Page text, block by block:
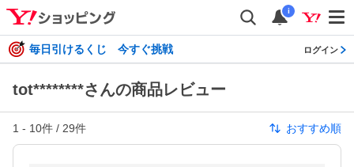
i
毎日引けるくじ 今すぐ挑戦 ログイン
tot********さんの商品レビュー
1 - 10件 / 29件 おすすめ順